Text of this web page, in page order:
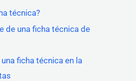
técnica?
de una ficha técnica de
ficha técnica en la